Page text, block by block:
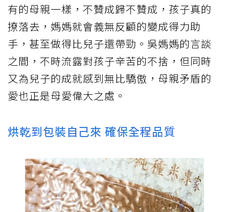
有的母親一樣，不贊成歸不贊成，孩子真的
撩落去，媽媽就會義無反顧的變成得力助
手，甚至做得比兒子還帶勁。吳媽媽的言談
之間，不時流露對孩子辛苦的不捨，但同時
又為兒子的成就感到無比驕傲，母親矛盾的
愛也正是母愛偉大之處。
烘乾到包裝自己來 確保全程品質